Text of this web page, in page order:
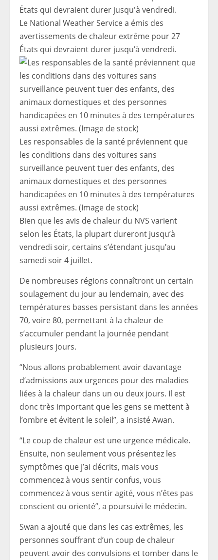
Le National Weather Service a émis des
avertissements de chaleur extrême pour 27
États qui devraient durer jusqu’à vendredi.
Les responsables de la santé préviennent que
les conditions dans des voitures sans
surveillance peuvent tuer des enfants, des
animaux domestiques et des personnes
handicapées en 10 minutes à des températures
aussi extrêmes. (Image de stock)
Bien que les avis de chaleur du NVS varient
selon les États, la plupart dureront jusqu’à
vendredi soir, certains s’étendant jusqu’au
samedi soir 4 juillet.
De nombreuses régions connaîtront un certain
soulagement du jour au lendemain, avec des
températures basses persistant dans les années
70, voire 80, permettant à la chaleur de
s’accumuler pendant la journée pendant
plusieurs jours.
“Nous allons probablement avoir davantage
d’admissions aux urgences pour des maladies
liées à la chaleur dans un ou deux jours. Il est
donc très important que les gens se mettent à
l’ombre et évitent le soleil”, a insisté Awan.
“Le coup de chaleur est une urgence médicale.
Ensuite, non seulement vous présentez les
symptômes que j’ai décrits, mais vous
commencez à vous sentir confus, vous
commencez à vous sentir agité, vous n’êtes pas
conscient ou orienté”, a poursuivi le médecin.
Swan a ajouté que dans les cas extrêmes, les
personnes souffrant d’un coup de chaleur
peuvent avoir des convulsions et tomber dans le